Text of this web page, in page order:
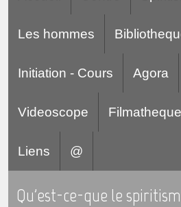
Les hommes
Initiation - Cours Agora
Videoscope Filmatheque
Liens @
Qu'est-ce-que le